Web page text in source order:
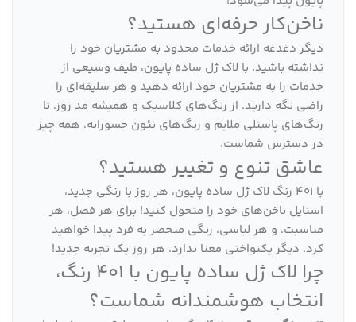
ناخن‌کار حرفه‌ای هستید؟
دیگر دغدغه ارائه خدمات محدود به مشتریان خود را
نداشته باشید. با لاک ژل ساده پایون، طیف وسیعی از
خدمات را به مشتریان خود ارائه دهید و هر سلیقه‌ای را
راضی نگه دارید. از رنگ‌های کلاسیک و همیشه مد روز، تا
رنگ‌های پاستلی ملایم و رنگ‌های نئون جسورانه، همه چیز
در دسترس شماست.
عاشق تنوع و تغییر هستید؟
با 401 رنگ لاک ژل ساده پایون، هر روز با رنگی جدید،
استایل ناخن‌های خود را متحول کنید! برای هر فصل، هر
مناسبت، و هر لباسی، رنگی منحصر به فرد پیدا خواهید
کرد. دیگر یکنواختی معنا ندارد، هر روز یک تجربه جدید!
چرا لاک ژل ساده پایون با 401 رنگ،
انتخاب هوشمندانه شماست؟